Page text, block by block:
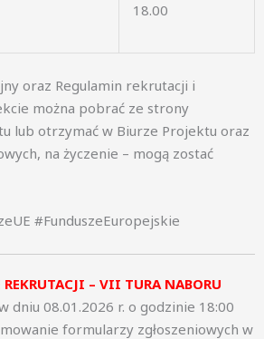
18.00
oraz Regulamin rekrutacji i
można pobrać ze strony
lub otrzymać w Biurze Projektu oraz
na życzenie – mogą zostać
#FunduszeEuropejskie
– VII TURA NABORU
dniu 08.01.2026 r. o godzinie 18:00
formularzy zgłoszeniowych w